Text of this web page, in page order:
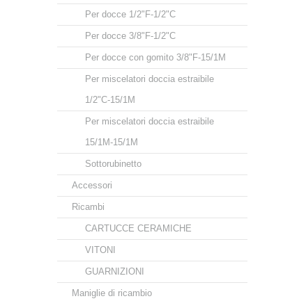
Per docce 1/2"F-1/2"C
Per docce 3/8"F-1/2"C
Per docce con gomito 3/8"F-15/1M
Per miscelatori doccia estraibile
1/2"C-15/1M
Per miscelatori doccia estraibile
15/1M-15/1M
Sottorubinetto
Accessori
Ricambi
CARTUCCE CERAMICHE
VITONI
GUARNIZIONI
Maniglie di ricambio